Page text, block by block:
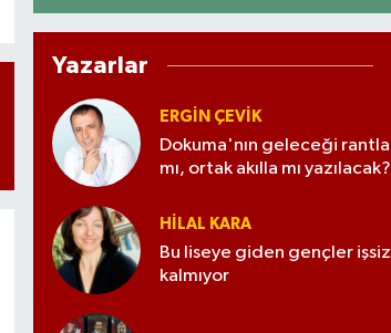
Yazarlar
ERGIN ÇEVİK
Dokuma'nın geleceği rantla
mı, ortak akılla mı yazılacak?
HILAL KARA
Bu liseye giden gençler işsiz
kalmıyor